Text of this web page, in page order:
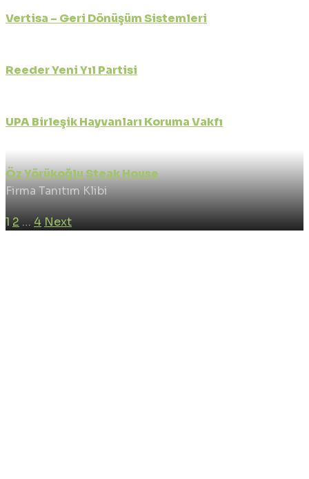
Vertisa – Geri Dönüşüm Sistemleri
Reeder Yeni Yıl Partisi
UPA Birleşik Hayvanları Koruma Vakfı
Öz Yörükoğlu Steak House
Firma Tanıtım Klibi
1 2 … 4 Next